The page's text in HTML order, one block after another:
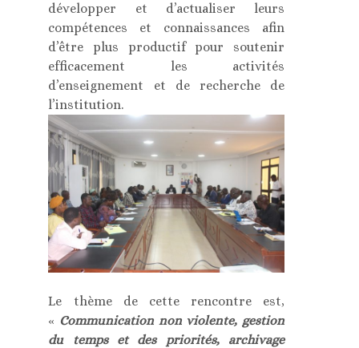
développer et d’actualiser leurs
compétences et connaissances afin
d’être plus productif pour soutenir
efficacement les activités
d’enseignement et de recherche de
l’institution.
Le thème de cette rencontre est,
« Communication non violente, gestion
du temps et des priorités, archivage